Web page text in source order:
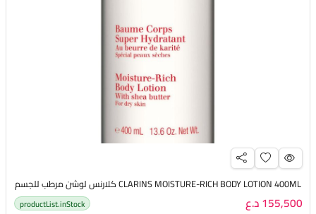
CLARINS MOISTURE-RICH BODY LOTION 400ML كلارنس لوشن مرطب للجسم
155,500 د.ع productList.inStock